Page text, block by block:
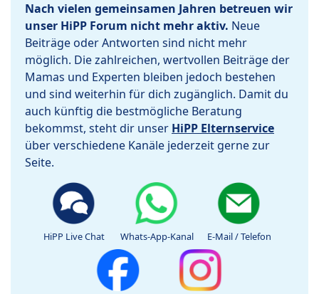
Nach vielen gemeinsamen Jahren betreuen wir
unser HiPP Forum nicht mehr aktiv. Neue
Beiträge oder Antworten sind nicht mehr
möglich. Die zahlreichen, wertvollen Beiträge der
Mamas und Experten bleiben jedoch bestehen
und sind weiterhin für dich zugänglich. Damit du
auch künftig die bestmögliche Beratung
bekommst, steht dir unser HiPP Elternservice
über verschiedene Kanäle jederzeit gerne zur
Seite.
HiPP Live Chat Whats-App-Kanal E-Mail / Telefon